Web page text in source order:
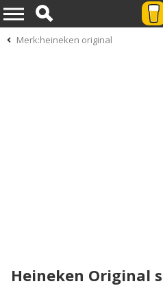
Merk:heineken original
Heineken Original